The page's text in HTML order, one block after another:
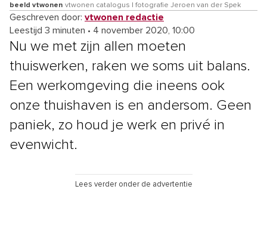
beeld vtwonen vtwonen catalogus | fotografie Jeroen van der Spek
Geschreven door: vtwonen redactie
Leestijd 3 minuten • 4 november 2020, 10:00
Nu we met zijn allen moeten
thuiswerken, raken we soms uit balans.
Een werkomgeving die ineens ook
onze thuishaven is en andersom. Geen
paniek, zo houd je werk en privé in
evenwicht.
Lees verder onder de advertentie